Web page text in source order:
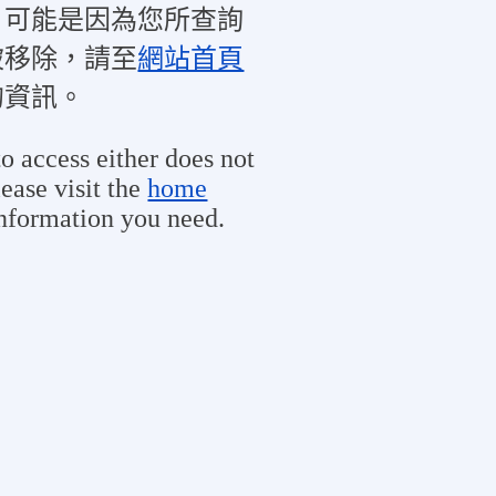
能是因為您所查詢
除，請至網站首頁
訊。
access either does not
visit thehome
you need.